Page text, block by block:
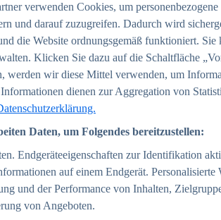
verwenden Cookies, um
und darauf zuzugreifen. Dadurch wird
die Website ordnungsgemäß funktioniert. Sie
Klicken Sie dazu auf die Schaltfläche
werden wir diese Mittel verwenden, um
dienen zur Aggregation von
Daten, um Folgendes bereitzustellen:
Endgeräteeigenschaften zur Identifikation
auf einem Endgerät. Personalisierte
und der Performance von Inhalten,
von Angeboten.